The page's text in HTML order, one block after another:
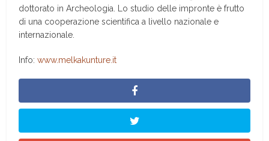
dottorato in Archeologia. Lo studio delle impronte è frutto
di una cooperazione scientifica a livello nazionale e
internazionale.
Info:www.melkakunture.it